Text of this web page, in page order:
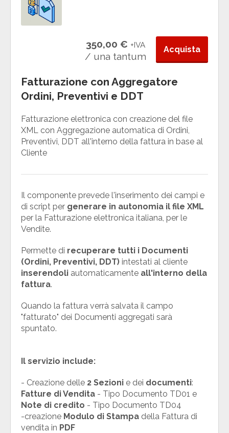
350,00 € +IVA
/ una tantum
Acquista
Fatturazione con Aggregatore
Ordini, Preventivi e DDT
Fatturazione elettronica con creazione del file
XML con Aggregazione automatica di Ordini,
Preventivi, DDT all'interno della fattura in base al
Cliente
Il componente prevede l'inserimento dei campi e
di script per generare in autonomia il file XML
per la Fatturazione elettronica italiana, per le
Vendite.
Permette di recuperare tutti i Documenti
(Ordini, Preventivi, DDT) intestati al cliente
inserendoli automaticamente all'interno della
fattura.
Quando la fattura verrà salvata il campo
"fatturato" dei Documenti aggregati sarà
spuntato.
Il servizio include:
- Creazione delle 2 Sezioni e dei documenti:
Fatture di Vendita - Tipo Documento TD01 e
Note di credito - Tipo Documento TD04
-creazione Modulo di Stampa della Fattura di
vendita in PDF